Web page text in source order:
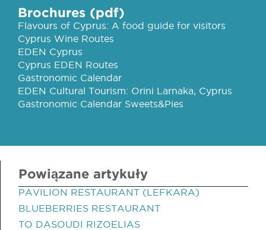
Brochures (pdf)
Flavours of Cyprus: A food guide for visitors
Cyprus Wine Routes
EDEN Cyprus
Cyprus EDEN Routes
Gastronomic Calendar
EDEN Cultural Tourism: Orini Larnaka, Cyprus
Gastronomic Calendar Sweets&Pies
Powiązane artykuły
PAVILION RESTAURANT (LEFKARA)
BLUEBERRIES RESTAURANT
TO DASOUDI RIZOELIAS